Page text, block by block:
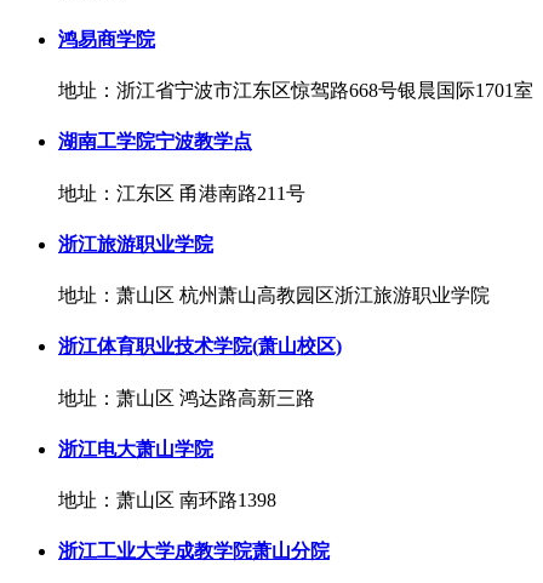
鸿易商学院
地址：浙江省宁波市江东区惊驾路668号银晨国际1701室
湖南工学院宁波教学点
地址：江东区 甬港南路211号
浙江旅游职业学院
地址：萧山区 杭州萧山高教园区浙江旅游职业学院
浙江体育职业技术学院(萧山校区)
地址：萧山区 鸿达路高新三路
浙江电大萧山学院
地址：萧山区 南环路1398
浙江工业大学成教学院萧山分院